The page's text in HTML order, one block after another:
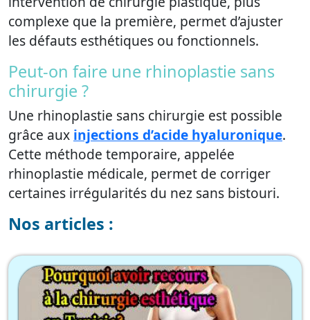
complexe que la première, permet d’ajuster
les défauts esthétiques ou fonctionnels.
Peut-on faire une rhinoplastie sans
chirurgie ?
Une rhinoplastie sans chirurgie est possible
grâce aux injections d’acide hyaluronique.
Cette méthode temporaire, appelée
rhinoplastie médicale, permet de corriger
certaines irrégularités du nez sans bistouri.
Nos articles :